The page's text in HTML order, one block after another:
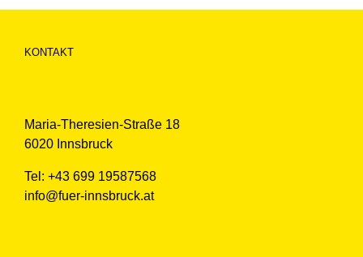
KONTAKT
Maria-Theresien-Straße 18
6020 Innsbruck
Tel: +43 699 19587568
info@fuer-innsbruck.at